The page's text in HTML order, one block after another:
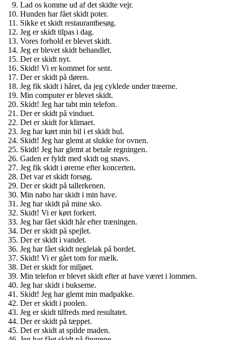
Lad os komme ud af det skidte vejr.
Hunden har fået skidt poter.
Sikke et skidt restaurantbesøg.
Jeg er skidt tilpas i dag.
Vores forhold er blevet skidt.
Jeg er blevet skidt behandlet.
Det er skidt nyt.
Skidt! Vi er kommet for sent.
Der er skidt på døren.
Jeg fik skidt i håret, da jeg cyklede under træerne.
Min computer er blevet skidt.
Skidt! Jeg har tabt min telefon.
Der er skidt på vinduet.
Det er skidt for klimaet.
Jeg har kørt min bil i et skidt hul.
Skidt! Jeg har glemt at slukke for ovnen.
Skidt! Jeg har glemt at betale regningen.
Gaden er fyldt med skidt og snavs.
Jeg fik skidt i ørerne efter koncerten.
Det var et skidt forsøg.
Der er skidt på tallerkenen.
Min nabo har skidt i min have.
Jeg har skidt på mine sko.
Skidt! Vi er kørt forkert.
Jeg har fået skidt hår efter træningen.
Der er skidt på spejlet.
Der er skidt i vandet.
Jeg har fået skidt neglelak på bordet.
Skidt! Vi er gået tom for mælk.
Det er skidt for miljøet.
Min telefon er blevet skidt efter at have været i lommen.
Jeg har skidt i bukserne.
Skidt! Jeg har glemt min madpakke.
Der er skidt i poolen.
Jeg er skidt tilfreds med resultatet.
Der er skidt på tæppet.
Det er skidt at spilde maden.